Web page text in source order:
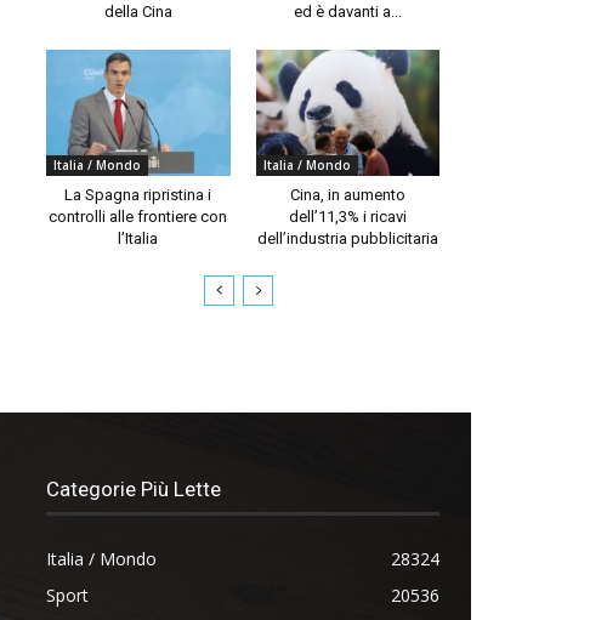
della Cina
ed è davanti a...
Italia / Mondo
La Spagna ripristina i
controlli alle frontiere con
l’Italia
Italia / Mondo
Cina, in aumento
dell’11,3% i ricavi
dell’industria pubblicitaria
Categorie Più Lette
Italia / Mondo
28324
Sport
20536